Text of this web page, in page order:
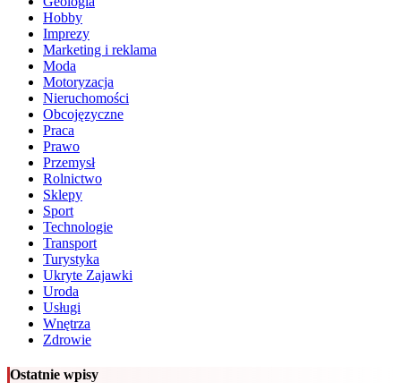
Hobby
Imprezy
Marketing i reklama
Moda
Motoryzacja
Nieruchomości
Obcojęzyczne
Praca
Prawo
Przemysł
Rolnictwo
Sklepy
Sport
Technologie
Transport
Turystyka
Ukryte Zajawki
Uroda
Usługi
Wnętrza
Zdrowie
Ostatnie wpisy